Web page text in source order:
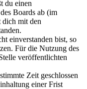
du einen
Boards ab (im
dich mit den
einverstanden bist, so
Für die Nutzung des
veröffentlichten
Zeit geschlossen
einer Frist